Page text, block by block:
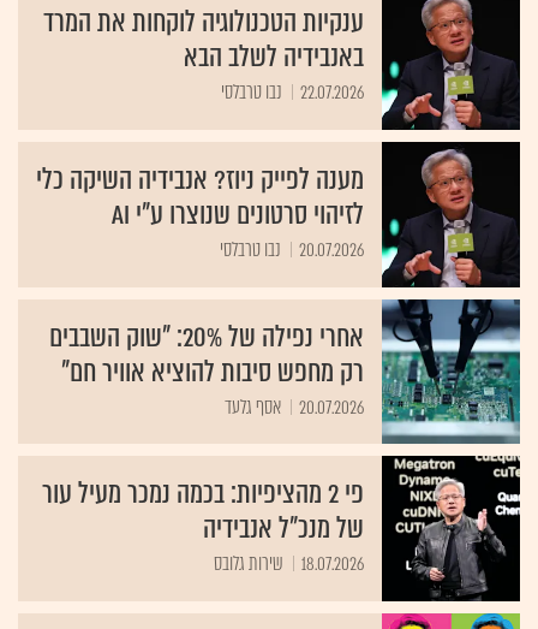
ענקיות הטכנולוגיה לוקחות את המרד
באנבידיה לשלב הבא
22.07.2026 נבו טרבלסי
מענה לפייק ניוז? אנבידיה השיקה כלי
לזיהוי סרטונים שנוצרו ע"י AI
20.07.2026 נבו טרבלסי
אחרי נפילה של 20%: "שוק השבבים
רק מחפש סיבות להוציא אוויר חם"
20.07.2026 אסף גלעד
פי 2 מהציפיות: בכמה נמכר מעיל עור
של מנכ"ל אנבידיה
18.07.2026 שירות גלובס